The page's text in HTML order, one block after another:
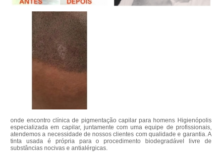
onde encontro clínica de pigmentação capilar para homens Higienópolis
especializada em capilar, juntamente com uma equipe de profissionais,
atendemos a necessidade de nossos clientes com qualidade e garantia. A
tinta usada é própria para o procedimento biodegradável livre de
substâncias nocivas e antialérgicas.